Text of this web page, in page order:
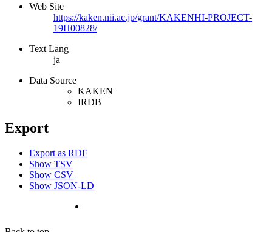
Web Site
https://kaken.nii.ac.jp/grant/KAKENHI-PROJECT-
19H00828/
Text Lang
ja
Data Source
KAKEN
IRDB
Export
Export as RDF
Show TSV
Show CSV
Show JSON-LD